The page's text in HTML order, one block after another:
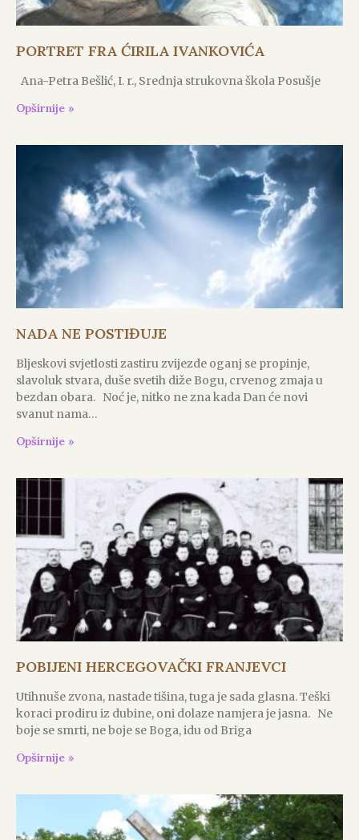
PORTRET FRA ĆIRILA IVANKOVIĆA
Ana-Petra Bešlić, I. r., Srednja strukovna škola Posušje
Opširnije »
NADA NE POSTIĐUJE
Bljeskovi svjetlosti zastiru zvijezde oganj se propinje,
slavoluk stvara, duše svetih diže Bogu, crvenog zmaja u
bezdan obara. Noć je, nitko ne zna kada Dan će novi
svanut nama…
Opširnije »
POBIJENI HERCEGOVAČKI FRANJEVCI
Utihnuše zvona, nastade tišina, tuga je sada glasna. Teški
koraci prodiru iz dubine, oni dolaze namjera je jasna. Ne
boje se smrti, ne boje se Boga, idu od Briga
Opširnije »